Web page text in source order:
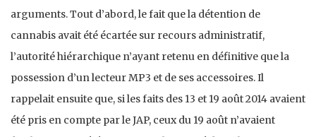
arguments. Tout d’abord, le fait que la détention de
cannabis avait été écartée sur recours administratif,
l’autorité hiérarchique n’ayant retenu en définitive que la
possession d’un lecteur MP3 et de ses accessoires. Il
rappelait ensuite que, si les faits des 13 et 19 août 2014 avaient
été pris en compte par le JAP, ceux du 19 août n’avaient